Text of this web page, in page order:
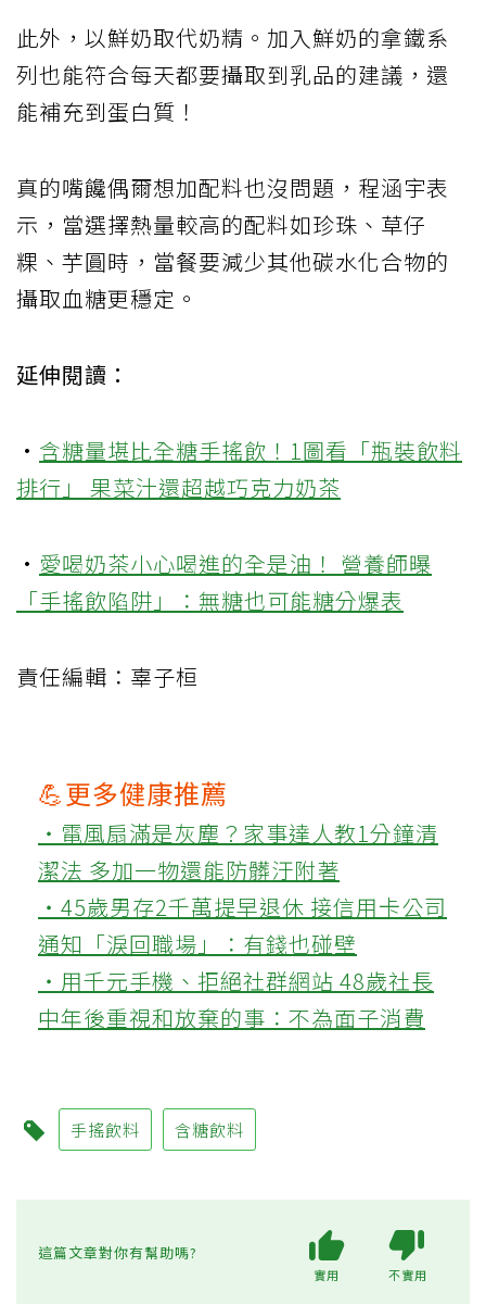
此外，以鮮奶取代奶精。加入鮮奶的拿鐵系
列也能符合每天都要攝取到乳品的建議，還
能補充到蛋白質！
真的嘴饞偶爾想加配料也沒問題，程涵宇表
示，當選擇熱量較高的配料如珍珠、草仔
粿、芋圓時，當餐要減少其他碳水化合物的
攝取血糖更穩定。
延伸閱讀：
· 含糖量堪比全糖手搖飲！1圖看「瓶裝飲料
排行」 果菜汁還超越巧克力奶茶
· 愛喝奶茶小心喝進的全是油！ 營養師曝
「手搖飲陷阱」：無糖也可能糖分爆表
責任編輯：辜子桓
💪更多健康推薦
‧電風扇滿是灰塵？家事達人教1分鐘清
潔法 多加一物還能防髒汙附著
‧45歲男存2千萬提早退休 接信用卡公司
通知「淚回職場」：有錢也碰壁
‧用千元手機、拒絕社群網站 48歲社長
中年後重視和放棄的事：不為面子消費
手搖飲料 含糖飲料
這篇文章對你有幫助嗎?
實用 不實用